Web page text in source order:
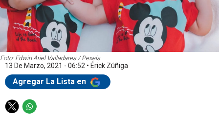
Foto: Edwin Ariel Valladares / Pexels.
13 De Marzo, 2021 - 06:52 • Érick Zúñiga
Agregar La Lista en
T
W